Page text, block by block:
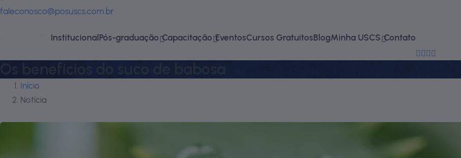
faleconosco@posuscs.com.br
Institucional Pós-graduação Capacitação EventosCursos GratuitosBlogMinha USCS Contato
Início
Notícia